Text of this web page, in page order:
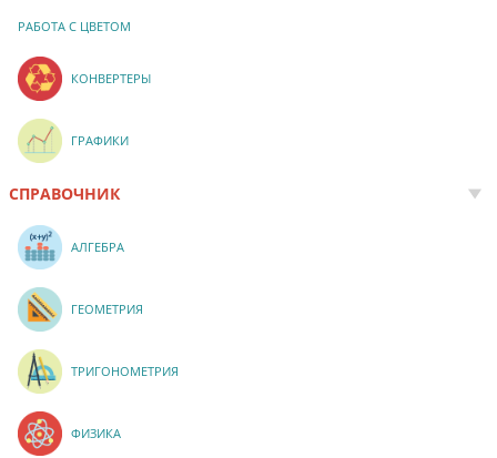
РАБОТА С ЦВЕТОМ
КОНВЕРТЕРЫ
ГРАФИКИ
СПРАВОЧНИК
АЛГЕБРА
ГЕОМЕТРИЯ
ТРИГОНОМЕТРИЯ
ФИЗИКА